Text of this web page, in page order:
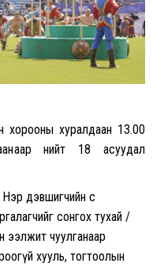
хорооны хуралдаан 13.00
нийт 18 асуудал
Нэр дэвшигчийн с
сонгох тухай /
чуулганаар
хууль, тогтоолын